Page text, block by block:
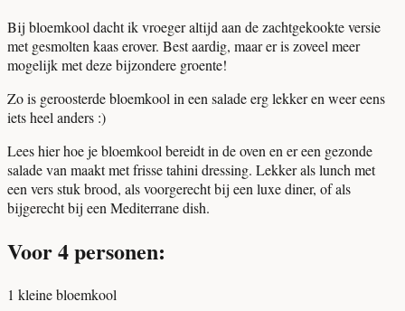
Bij bloemkool dacht ik vroeger altijd aan de zachtgekookte versie
met gesmolten kaas erover. Best aardig, maar er is zoveel meer
mogelijk met deze bijzondere groente!
Zo is geroosterde bloemkool in een salade erg lekker en weer eens
iets heel anders :)
Lees hier hoe je bloemkool bereidt in de oven en er een gezonde
salade van maakt met frisse tahini dressing. Lekker als lunch met
een vers stuk brood, als voorgerecht bij een luxe diner, of als
bijgerecht bij een Mediterrane dish.
Voor 4 personen:
1 kleine bloemkool